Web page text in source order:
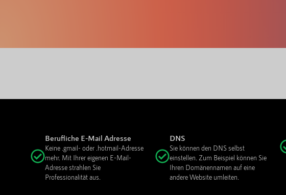
Berufliche E-Mail Adresse
Keine .gmail- oder .hotmail-Adresse
mehr. Mit Ihrer eigenen E-Mail-
Adresse strahlen Sie
Professionalität aus.
DNS
Sie können den DNS selbst
einstellen. Zum Beispiel können Sie
Ihren Domänennamen auf eine
andere Website umleiten.